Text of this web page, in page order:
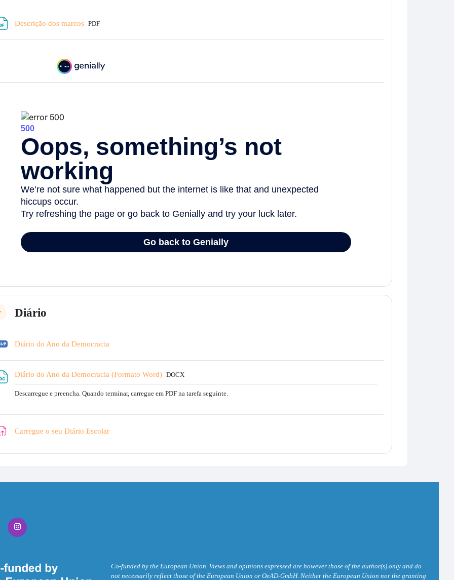
Descrição dos marcos Archivo
PDF
Diário
Diário do Ano da Democracia
Diário do Ano da Democracia (Formato Word) Archivo
DOCX
Descarregue e preencha. Quando terminar, carregue em PDF na tarefa seguinte.
Carregue o seu Diário EscolarTarea
Co-funded by the European Union. Views and opinions expressed are however those of the author(s) only and do
not necessarily reflect those of the European Union or OeAD-GmbH. Neither the European Union nor the granting